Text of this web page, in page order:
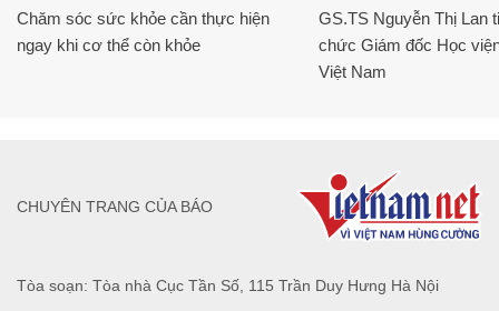
Chăm sóc sức khỏe cần thực hiện
ngay khi cơ thể còn khỏe
GS.TS Nguyễn Thị Lan
chức Giám đốc Học
Việt Nam
Tòa soạn: Tòa nhà Cục Tần Số, 115 Trần Duy Hưng Hà Nội
CHUYÊN TRANG CỦA BÁO